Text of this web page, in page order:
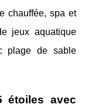
chauffée, spa et
jeux aquatique
plage de sable
étoiles avec